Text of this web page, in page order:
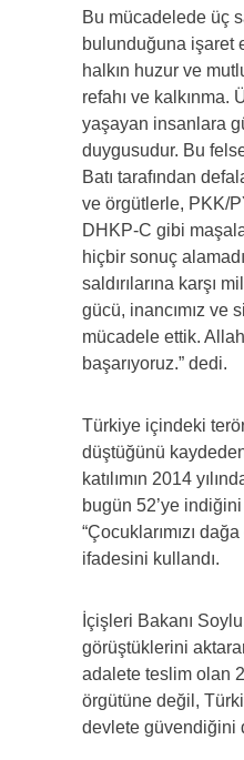
Bu mücadelede üç
bulunduğuna işaret
halkın huzur ve
refahı ve kalkınma.
yaşayan insanlara
duygusudur. Bu
Batı tarafından
ve örgütlerle, PKK/
DHKP-C gibi
hiçbir sonuç
saldırılarına karşı
gücü, inancımız ve
mücadele ettik.
başarıyoruz.” dedi.
Türkiye içindeki
düştüğünü
katılımın 2014
bugün 52’ye
“Çocuklarımızı
ifadesini kullandı.
İçişleri Bakanı
görüştüklerini
adalete teslim olan
örgütüne değil,
devlete güvendiğini